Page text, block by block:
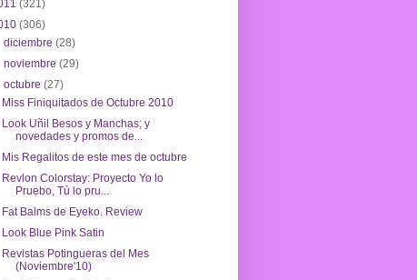
(321)
(306)
diciembre(28)
noviembre(29)
octubre(27)
Miss Finiquitados de Octubre 2010
Look Uñil Besos y Manchas; y
novedades y promos de...
Mis Regalitos de este mes de octubre
Revlon Colorstay: Proyecto Yo lo
Pruebo, Tú lo pru...
Fat Balms de Eyeko. Review
Look Blue Pink Satin
Revistas Potingueras del Mes
(Noviembre'10)